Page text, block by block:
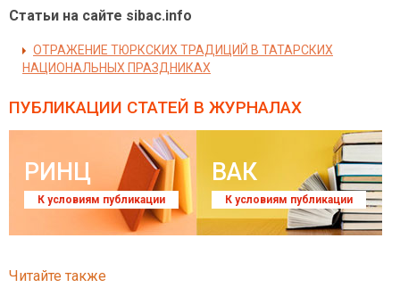
Статьи на сайте sibac.info
ОТРАЖЕНИЕ ТЮРКСКИХ ТРАДИЦИЙ В ТАТАРСКИХ
НАЦИОНАЛЬНЫХ ПРАЗДНИКАХ
ПУБЛИКАЦИИ СТАТЕЙ В ЖУРНАЛАХ
РИНЦ
К условиям публикации
ВАК
К условиям публикации
Читайте также